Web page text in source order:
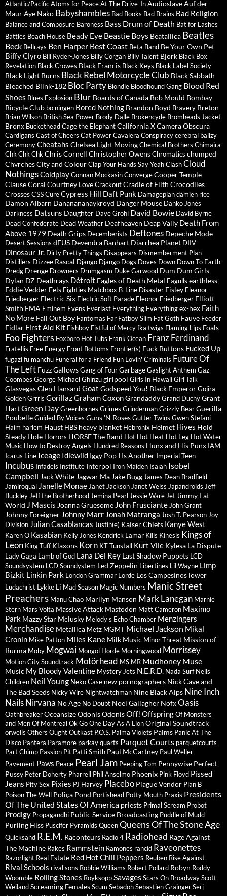
Atlantic/PacificAtoms for PeaceAt The Drive-InAudioslaveAuf der
MaurAye Nako Babyshambles Bad Books Bad Brains Bad Religion
Balance and Composure Baroness Bass Drum of Death Bat for Lashes
Battles Beach House Beady Eye Beastie Boys Beatallica Beatles
Beck Bellrays Ben Harper Best Coast Beta Band Be Your Own Pet
Biffy Clyro Bill Ryder-Jones Billy Corgan Billy Talent Bjork Black Box
Revelation Black Crowes Black Francis Black Keys Black Label Society
Black Light Burns Black Rebel Motorcycle Club Black Sabbath
Bleached Blink-182 Bloc Party Blondie Bloodhound Gang Blood Red
Shoes Blues Explosion Blur Boards of Canada Bob Mould Bombay
Bicycle Club bo ningen Bored Nothing Brandon Boyd Bravery Breton
Brian Wilson British Sea Power Brody Dalle Brokencyde Bromheads Jacket
Bronx BucketheadCage the ElephantCalifornia XCamera Obscura
Cardigans Cast of Cheers Cat PowerCavalera Conspiracycerebral ballzy
CeremonyCheatahs Chelsea Light MovingChemical Brothers Chimaira
Chk Chk ChkChris Cornell Christopher OwensChromatics chumped
ChvrchesCity and ColourClap Your Hands Say YeahClashCloud
NothingsColdplayConnan MockasinConvergeCooper Temple
ClauseCoral Courtney LoveCrackoutCradle of Filth Crocodiles
CrossesCSSCureCypress Hill Daft Punk Damageplandamien rice
Damon Albarn Dananananaykroyd Danger Mouse Danko Jones
Darkness Datsuns Daughter Dave Grohl David Bowie David Byrne
Dead Confederate Dead Weather Deafheaven Deap Vally Death From
Above 1979 Death Grips Decemberists Deftones Depeche Mode
Desert Sessions dEUS Devendra Banhart Diarrhea Planet DIIV
Dinosaur Jr. Dirty Pretty Things Disappears Dismemberment Plan
Distillers Dizzee Rascal Django Django Dogs Doves Down Down To Earth
Dredg Drenge Drowners Drumgasm Duke Garwood Dum Dum Girls
Dylan DZ Deathrays Détroit Eagles of Death Metal Eagulls earthless
Eddie Vedder Eels Eighties Matchbox B-Line Disaster Eisley Eleanor
Friedberger Electric Six Electric Soft Parade Eleonor Friedberger Elliott
Smith EMA Eminem Evens Everlast Everything Everythingex-hex Faith
No More Fall Out Boy Fantomas Far Fatboy Slim Fat Goth Fauve Feeder
Fidlar First Aid Kit Fishboy Fistful of Mercyfka twigs Flaming Lips Foals
Foo Fighters Foxboro Hot Tubs Frank Ocean Franz Ferdinand
Fratellis Free Energy Front Bottoms Frontier(s) Fuck Buttons Fucked Up
fugazifu manchu Funeral for a Friend Fun Lovin' Criminals Future Of
The Left FuzzGallowsGang of FourGarbageGaslight Anthem Gaz
Coombes George MichaelGhinzugirlpool Girls In HawaiiGirl Talk
GlasvegasGlen Hansard Goat Godspeed You! Black EmperorGojira
Golden Grrrls GorillazGraham CoxonGrandaddyGrand DuchyGrant
HartGreen DayGreenhornes Grimes GrindermanGrizzly BearGuerilla
PoubelleGuided By Voices Guns 'N RosesGutter Twins Gwen Stefani
Haim harlem Haust HBS heavy blanket Hebronix Helmet Hives Hold
Steady Hole Horrors HORSE The Band Hot Hot Heat Hot Leg Hot Water
Music How to Destroy Angels Hundred Reasons Hunx and His Punx IAM
Icarus Line Iceage Idlewild Iggy Pop I Is Another Imperial Teen
Incubus Infadels Institute Interpol Iron Maiden Isaïah Isobel
Campbell Jack White Jagwar Ma Jake Bugg James Dean Bradfield
Jamiroquai Janelle Monae Janet Jackson Janet Weiss Japandroids Jeff
Buckley Jeff the Brotherhood Jemina Pearl Jessie Ware Jet Jimmy Eat
World J Mascis Joanna Gruesome John Frusciante John Grant
Johnny Foreigner Johnny Marr Jonah Matranga Josh T. Pearson Joy
Division Julian Casablancas Justin(e) Kaiser Chiefs Kanye West
Karen O Kasabian Kelly Jones Kendrick Lamar Kills Kinesis Kings of
Leon King Tuff Klaxons Korn KT Tunstall Kurt Vile Kylesa La Dispute
Lady Gaga Lamb of God Lana Del Rey Last Shadow Puppets LCD
Soundsystem LCD Soundystem Led Zeppelin Libertines Lil Wayne Limp
Bizkit Linkin Park London Grammar Lorde Los Campesinos lower
Ludachrist Lykke Li Mad Season Magic Numbers Manic Street
Preachers Manu Chao Marilyn Manson Mark Lanegan Marnie
Stern Mars Volta Massive Attack Mastodon Matt Cameron Maximo
Park Mazzy Star Mclusky Melody's Echo Chamber Menzingers
Merchandise Metallica Metz MGMT Michael Jackson Mikal
Cronin Mike Patton Miles Kane Milk Music Minor Threat Mission of
Burma Moby Mogwai Mongol Horde Morningwood Morrissey
Motion City Soundtrack Motörhead MS MR Mudhoney Muse
Music My Bloody Valentine Mystery Jets N.E.R.D. Nada Surf Neils
Children Neil Young Neko Case new pornographers Nick Cave and
The Bad Seeds Nicky Wire Nightwatchman Nine Black Alps Nine Inch
Nails Nirvana No Age No Doubt Noel Gallagher NofxOasis
OathbreakerOceansizeOdonis OdonisOff! OffspringOf Monsters
and MenOf MontrealOk GoOne Day As A LionOriginal Soundtrack
orwells Others OughtOutkast P.O.S. Palma Violets Palms Panic At The
Disco Pantera Paramore parkay quarts Parquet Courts parquetcourts
Part Chimp Passion Pit Patti Smith Paul McCartney Paul Weller
Pavement Paws Peace Pearl Jam Peeping Tom Pennywise Perfect
Pussy Peter Doherty Pharrell Phil Anselmo Phoenix Pink Floyd Pissed
Jeans Pity Sex Pixies PJ Harvey Placebo Plague Vendor Plan B
Poison The Well Poliça Pond Portishead Potty Mouth Praxis Presidents
Of The United States Of America priests Primal Scream Probot
Prodigy Propagandhi Public Service Broadcasting Puddle of Mudd
Purling Hiss Puscifer Pyramids QueenQueens Of The Stone Age
Quicksand R.E.M. Raconteurs Radio 4 Radiohead Rage Against
The Machine Rakes Rammstein Ramones rancid Raveonettes
Razorlight Real Estate Red Hot Chili Peppers Reuben Rise Against
Rival Schools rival sons Robbie Williams Robert Pollard Robyn Roddy
Woomble Rolling Stones RoyksoppSavagesScars On BroadwayScott
WeilandScreaming FemalesScum SebadohSebastien GraingerSerj